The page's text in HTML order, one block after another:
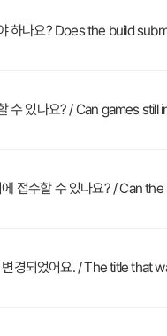
하나요? Does the build
수 있나요? / Can games
에 접수할 수 있나요? / Can
변경되었어요. / The title